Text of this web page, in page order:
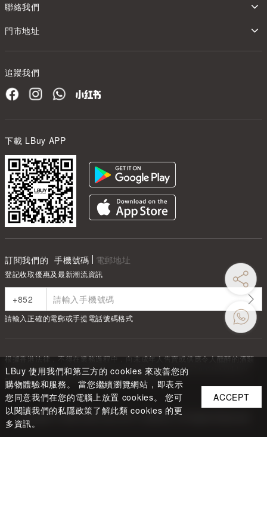
LBuy 使用我們和第三方的 cookies 來改善您的
購物體驗和服務。 當您繼續瀏覽網站，即表示
您同意我們在您的電腦上放置 cookies。 您可
以閱讀我們的私隱政策了解此類 cookies 的更
多資訊。
ACCEPT
聯絡我們
門市地址
追蹤我們
下載 LBuy APP
訂閱我們的 手機號碼 電郵地址
登記收取優惠及最新潮流資訊
請輸入正確的電郵或手提電話號碼格式
根據香港法律，不得在業務過程中，向未成年人售賣或供應令人醺醉的酒類
Under the law of Hong Kong, intoxicating liquor must not be sold or
supplied to a minor in the course of business.
Copyright ©2026LBUY @ LOFTY LIMITED. All Rights Reserved.